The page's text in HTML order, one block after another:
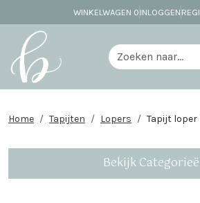
WINKELWAGEN 0 INLOGGEN
Home Tapijten Lopers Tapijt loper
Bekijk